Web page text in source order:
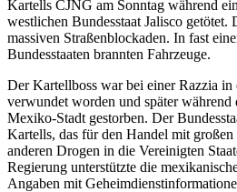
Kartells CJNG am Sonntag während
westlichen Bundesstaat Jalisco getötet.
massiven Straßenblockaden. In fast
Bundesstaaten brannten Fahrzeuge.
Der Kartellboss war bei einer Razzia in
verwundet worden und später während
Mexiko-Stadt gestorben. Der
Kartells, das für den Handel mit
anderen Drogen in die Vereinigten
Regierung unterstützte die
Angaben mit